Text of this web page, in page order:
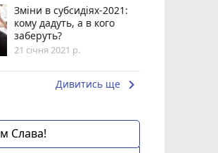
Зміни в субсидіях-2021:
кому дадуть, а в кого
заберуть?
21 січня 2021 р.
Дивитись ще keyboard_arrow_right
Слава!